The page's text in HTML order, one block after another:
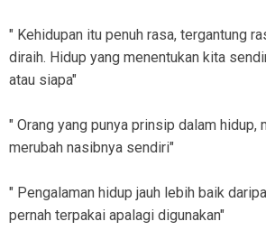
" Kehidupan itu penuh rasa, tergantung
diraih. Hidup yang menentukan kita
atau siapa"
" Orang yang punya prinsip dalam hidup,
merubah nasibnya sendiri"
" Pengalaman hidup jauh lebih baik
pernah terpakai apalagi digunakan"